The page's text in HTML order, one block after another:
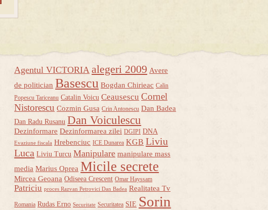
Agentul VICTORIA alegeri 2009 Avere
de politician Basescu Bogdan Chirieac Calin
Popescu Tariceanu Catalin Voicu Ceausescu Cornel
Nistorescu Cozmin Gusa Crin Antonescu Dan Badea
Dan Radu Rusanu Dan Voiculescu
Dezinformare Dezinformarea zilei DGIPI DNA
Evaziune fiscala Hrebenciuc ICE Dunarea KGB Liviu
Luca Liviu Turcu Manipulare manipulare mass
media Marius Oprea Micile secrete
Mircea Geoana Odiseea Crescent Omar Hayssam
Patriciu proces Razvan Petrovici Dan Badea Realitatea Tv
Romania Rudas Erno Securitate Securitatea SIE Sorin